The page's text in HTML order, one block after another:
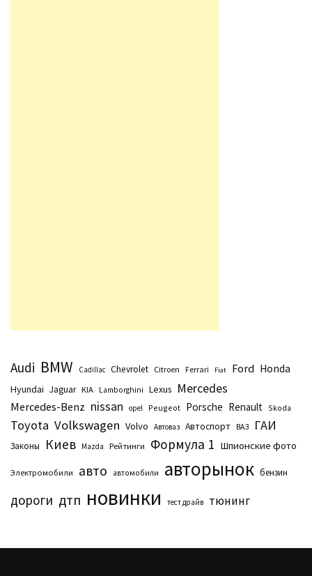
Audi BMW Cadillac Chevrolet Citroen Ferrari Fiat Ford Honda
Hyundai Jaguar KIA Lamborghini Lexus Mercedes
Mercedes-Benz nissan opel Peugeot Porsche Renault Skoda
Toyota Volkswagen Volvo Автоваз Автоспорт ВАЗ ГАИ
Законы Киев Маzda Рейтинги Формула 1 Шпионские фото
Электромобили авто автомобили авторынок бензин
дороги дтп новинки тест драйв тюнинг